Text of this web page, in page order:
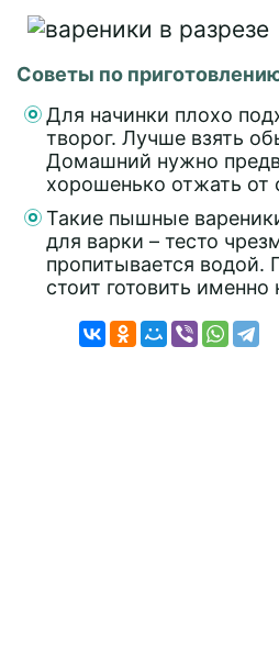
Советы по
Для начинки плохо
творог. Лучше взять
Домашний нужно
хорошенько отжать от
Такие пышные
для варки – тесто
пропитывается водой.
стоит готовить именно